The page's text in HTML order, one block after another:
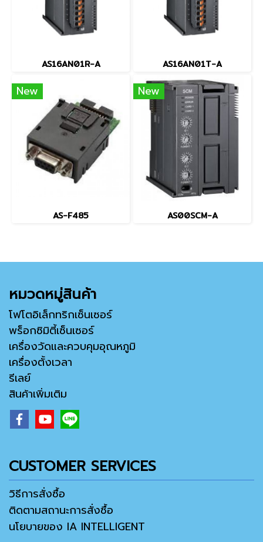
AS16AN01R-A AS16AN01T-A
New
AS-F485
New
AS00SCM-A
หมวดหมู่สินค้า
โฟโตอิเล็กทริกเซ็นเซอร์
พร็อกซิมิตี้เซ็นเซอร์
เครื่องวัดและควบคุมอุณหภูมิ
เครื่องตั้งเวลา
รีเลย์
สินค้าเพิ่มเติม
CUSTOMER SERVICES
วิธีการสั่งซื้อ
ติดตามสถานะการสั่งซื้อ
นโยบายของ IA INTELLIGENT